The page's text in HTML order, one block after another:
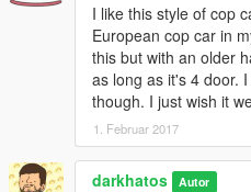
I like this style of cop
European cop car in
this but with an older
as long as it's 4 door.
though. I just wish it
1. Februar 2017
darkhatos Autor